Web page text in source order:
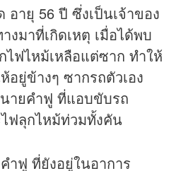
อายุ 56 ปี ซึ่งเป็นเจ้าของ
งมาที่เกิดเหตุ เมื่อได้พบ
ฟไหม้เหลือแต่ซาก ทำให้
อยู่ข้างๆ ซากรถตัวเอง
ายคำฟู ที่แอบขับรถ
ฟลุกไหม้ท่วมทั้งคัน
ำฟู ที่ยังอยู่ในอาการ